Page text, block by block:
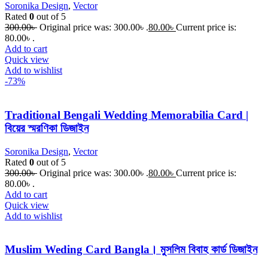
Soronika Design, Vector
Rated 0 out of 5
300.00৳ Original price was: 300.00৳ .80.00৳ Current price is:
80.00৳ .
Add to cart
Quick view
Add to wishlist
-73%
Traditional Bengali Wedding Memorabilia Card |
বিয়ের স্মরণিকা ডিজাইন
Soronika Design, Vector
Rated 0 out of 5
300.00৳ Original price was: 300.00৳ .80.00৳ Current price is:
80.00৳ .
Add to cart
Quick view
Add to wishlist
Muslim Weding Card Bangla। মুসলিম বিবাহ কার্ড ডিজাইন